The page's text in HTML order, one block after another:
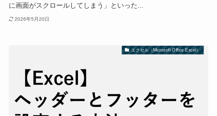
に画面がスクロールしてしまう」といった...
2026年5月20日
エクセル（Microsoft Office Excel）